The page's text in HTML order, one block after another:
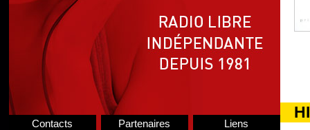
Contacts Partenaires Liens